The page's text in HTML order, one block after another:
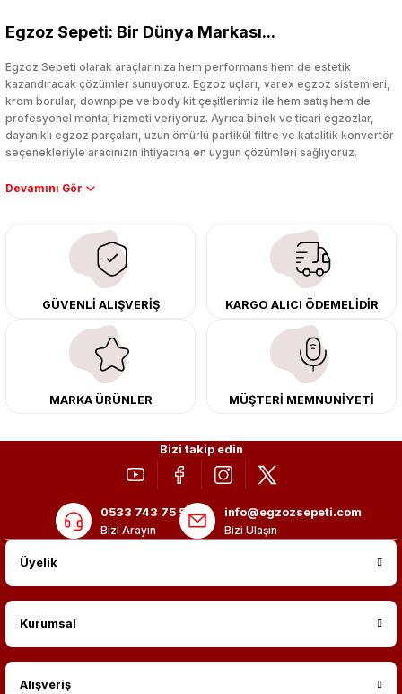
Egzoz Sepeti: Bir Dünya Markası...
Egzoz Sepeti olarak araçlarınıza hem performans hem de estetik
kazandıracak çözümler sunuyoruz. Egzoz uçları, varex egzoz sistemleri,
krom borular, downpipe ve body kit çeşitlerimiz ile hem satış hem de
profesyonel montaj hizmeti veriyoruz. Ayrıca binek ve ticari egzozlar,
dayanıklı egzoz parçaları, uzun ömürlü partikül filtre ve katalitik konvertör
seçenekleriyle aracınızın ihtiyacına en uygun çözümleri sağlıyoruz.
Performans artışı isteyen sürücüler için özel performans egzozları ve
çıkma orijinal ürünler ile yenileyebilir, body kit uygulamalarıyla aracınızın
tasarımını ve aerodinamisini üst seviyeye taşıyabilirsiniz.
Tüm ürünlerimiz orijinal, dayanıklı ve uzun ömürlüdür. İstanbul’daki montaj
merkezimizde profesyonel montaj yapıyor, Türkiye’nin her yerine güvenli
kargo ile teslimat gerçekleştiriyoruz. Aracınıza değer katmak için doğru
adres: Egzoz Sepeti.
GÜVENLİ ALIŞVERİŞ KARGO ALICI ÖDEMELİDİR
MARKA ÜRÜNLER MÜŞTERİ MEMNUNİYETİ
Bizi takip edin
0533 743 75 56
Bizi Arayın
info@egzozsepeti.com
Bizi Ulaşın
Üyelik
Kurumsal
Alışveriş